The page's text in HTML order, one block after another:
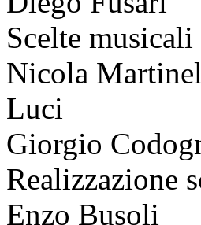
Scelte musicali
Nicola
Luci
Giorgio
Realizzazione
Enzo Busoli